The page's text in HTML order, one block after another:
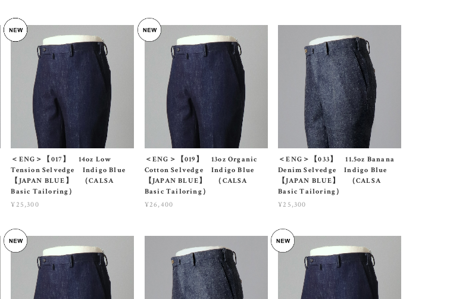
＜ENG＞【017】 14oz Low
Tension Selvedge Indigo Blue
【JAPAN BLUE】 （CALSA
Basic Tailoring）
¥25,300
＜ENG＞【019】 13oz Organic
Cotton Selvedge Indigo Blue
【JAPAN BLUE】 （CALSA
Basic Tailoring）
¥26,400
＜ENG＞【033】 11.5oz Banana
Denim Selvedge Indigo Blue
【JAPAN BLUE】 （CALSA
Basic Tailoring）
¥25,300